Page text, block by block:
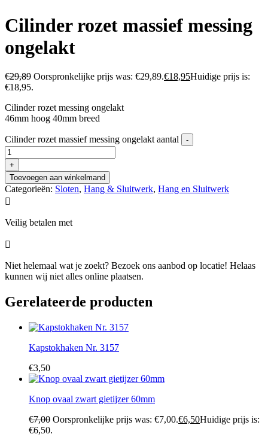
Cilinder rozet massief messing
ongelakt
€29,89 Oorspronkelijke prijs was: €29,89.€18,95Huidige prijs is:
€18,95.
Cilinder rozet messing ongelakt
46mm hoog 40mm breed
Cilinder rozet massief messing ongelakt aantal -
+
Toevoegen aan winkelmand
Categorieën: Sloten, Hang & Sluitwerk, Hang en Sluitwerk

Veilig betalen met

Niet helemaal wat je zoekt? Bezoek ons aanbod op locatie! Helaas
kunnen wij niet alles online plaatsen.
Gerelateerde producten
Kapstokhaken Nr. 3157
€3,50
Knop ovaal zwart gietijzer 60mm
€7,00 Oorspronkelijke prijs was: €7,00.€6,50Huidige prijs is:
€6,50.